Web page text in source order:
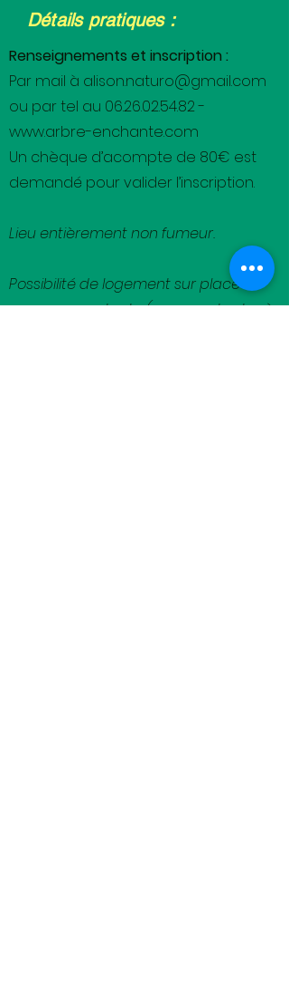
Détails pratiques :
Renseignements et inscription :
Par mail à alison.naturo@gmail.com
ou par tel au 06.26.02.54.82-
www.arbre-enchante.com
Un chèque d’acompte de 80€ est
demandé pour valider l’inscription.
Lieu entièrement non fumeur.
Possibilité de logement sur place en
caravane ou tente (nous contacter à